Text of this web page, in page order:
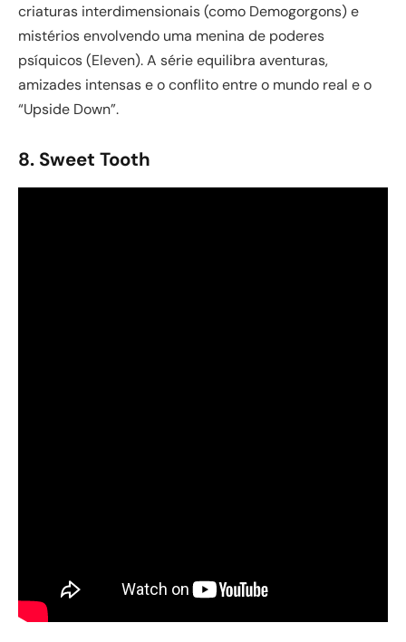
criaturas interdimensionais (como Demogorgons) e
mistérios envolvendo uma menina de poderes
psíquicos (Eleven). A série equilibra aventuras,
amizades intensas e o conflito entre o mundo real e o
“Upside Down”.
8. Sweet Tooth